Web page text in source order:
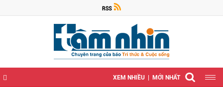
XEM NHIỀU MỚI NHẤT